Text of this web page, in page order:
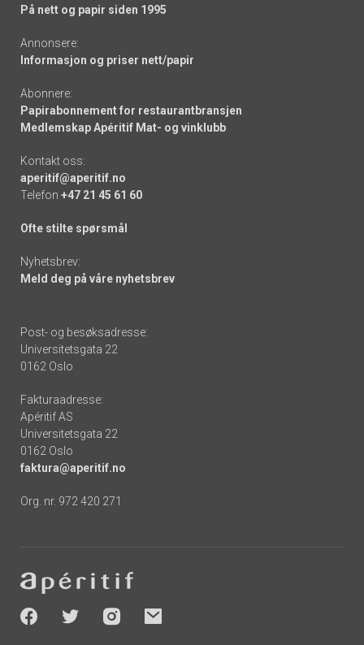
På nett og papir siden 1995
Annonsere:
Informasjon og priser nett/papir
Abonnere:
Papirabonnement for restaurantbransjen
Medlemskap Apéritif Mat- og vinklubb
Kontakt oss:
aperitif@aperitif.no
Telefon +47 21 45 61 60
Ofte stilte spørsmål
Nyhetsbrev:
Meld deg på våre nyhetsbrev
Post- og besøksadresse:
Universitetsgata 22
0162 Oslo
Fakturaadresse:
Apéritif AS
Universitetsgata 22
0162 Oslo
faktura@aperitif.no
Org. nr. 972 420 271
-
socials